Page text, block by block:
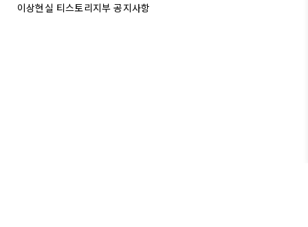
이상현실 티스토리지부 공지사항